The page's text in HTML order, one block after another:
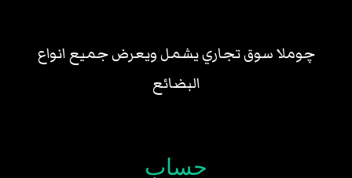
چوملا سوق تجاري يشمل ويعرض جميع انواع
البضائع
حساب